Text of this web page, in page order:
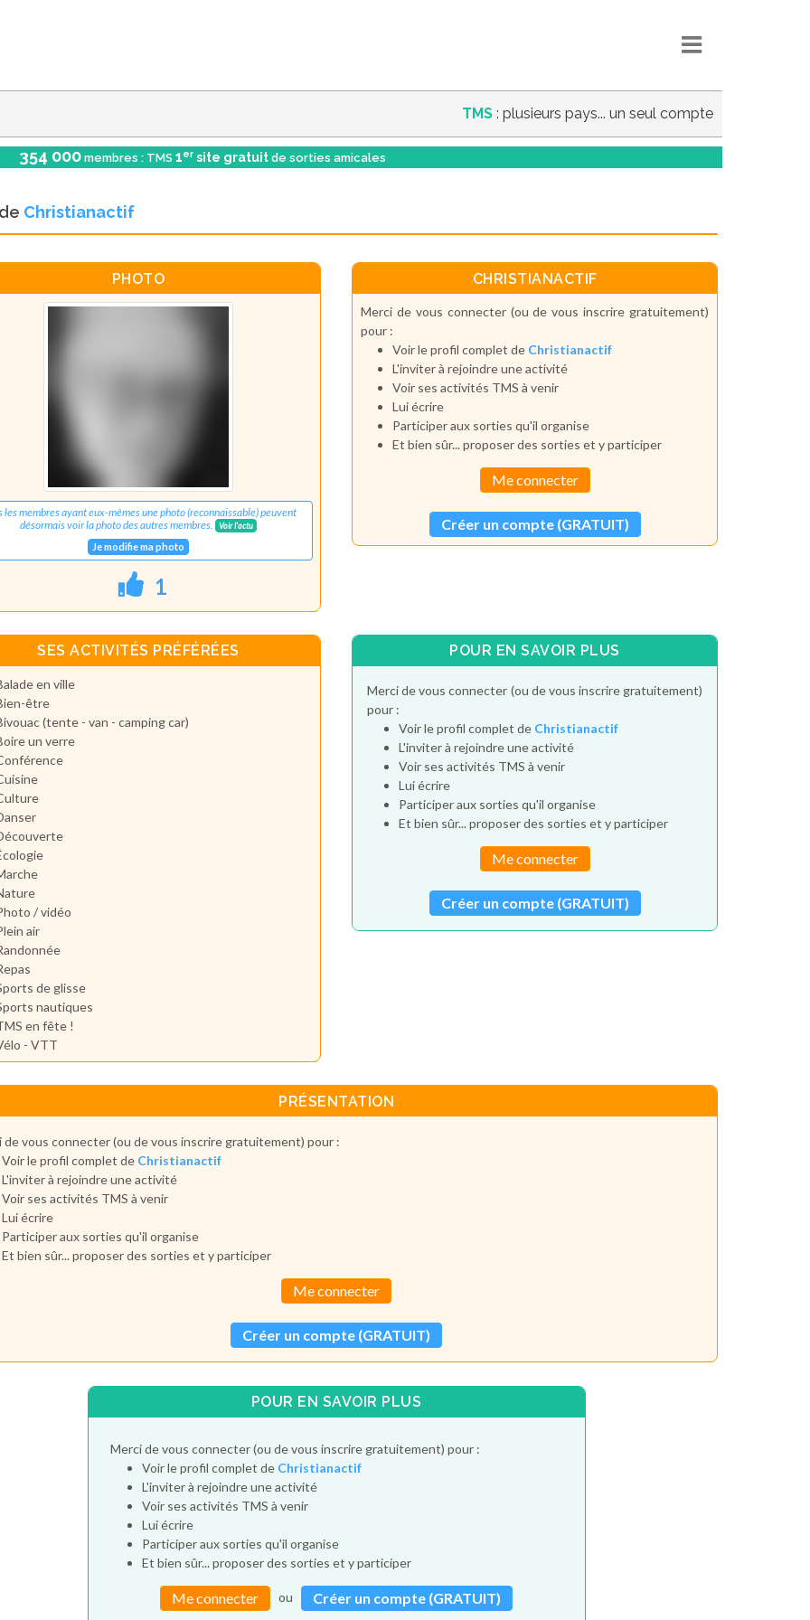
TMS : plusieurs pays... un seul compte
354 000 membres : TMS 1er site gratuit de sorties amicales
Christianactif
PHOTO
les membres ayant eux-mêmes une photo (reconnaissable) peuvent
désormais voir la photo des autres membres.
Voir l'actu
Je modifie ma photo
1
CHRISTIANACTIF
Merci de vous connecter (ou de vous inscrire gratuitement)
pour :
Voir le profil complet de Christianactif
L'inviter à rejoindre une activité
Voir ses activités TMS à venir
Lui écrire
Participer aux sorties qu'il organise
Et bien sûr... proposer des sorties et y participer
Me connecter
Créer un compte (GRATUIT)
SES ACTIVITÉS PRÉFÉRÉES
en ville
être
(tente - van - camping car)
un verre
/ vidéo
air
de glisse
nautiques
en fête !
- VTT
POUR EN SAVOIR PLUS
Merci de vous connecter (ou de vous inscrire gratuitement)
pour :
Voir le profil complet de Christianactif
L'inviter à rejoindre une activité
Voir ses activités TMS à venir
Lui écrire
Participer aux sorties qu'il organise
Et bien sûr... proposer des sorties et y participer
Me connecter
Créer un compte (GRATUIT)
PRÉSENTATION
de vous connecter (ou de vous inscrire gratuitement) pour :
Voir le profil complet de Christianactif
L'inviter à rejoindre une activité
Voir ses activités TMS à venir
Lui écrire
Participer aux sorties qu'il organise
Et bien sûr... proposer des sorties et y participer
Me connecter
Créer un compte (GRATUIT)
POUR EN SAVOIR PLUS
Merci de vous connecter (ou de vous inscrire gratuitement) pour :
Voir le profil complet de Christianactif
L'inviter à rejoindre une activité
Voir ses activités TMS à venir
Lui écrire
Participer aux sorties qu'il organise
Et bien sûr... proposer des sorties et y participer
Me connecter ou Créer un compte (GRATUIT)